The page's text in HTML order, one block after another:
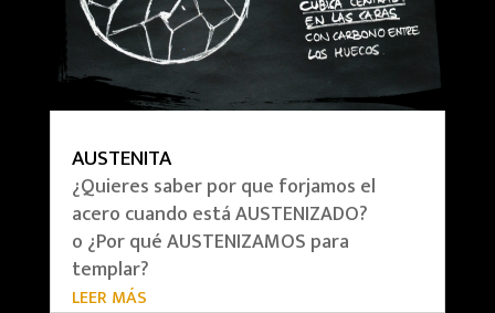
AUSTENITA
¿Quieres saber por que forjamos el
acero cuando está AUSTENIZADO?
o ¿Por qué AUSTENIZAMOS para
templar?
LEER MÁS